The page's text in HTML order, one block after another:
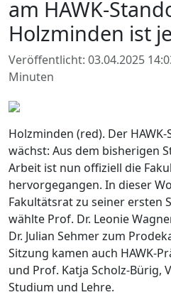
am HAWK-
Holzminden ist
Veröffentlicht: 03.04.2025
Minuten
Holzminden (red). Der
wächst: Aus dem bisherigen
Arbeit ist nun offiziell die
hervorgegangen. In dieser
Fakultätsrat zu seiner ersten
wählte Prof. Dr. Leonie
Dr. Julian Sehmer zum
Sitzung kamen auch HAWK-
und Prof. Katja Scholz-Bürig,
Studium und Lehre.